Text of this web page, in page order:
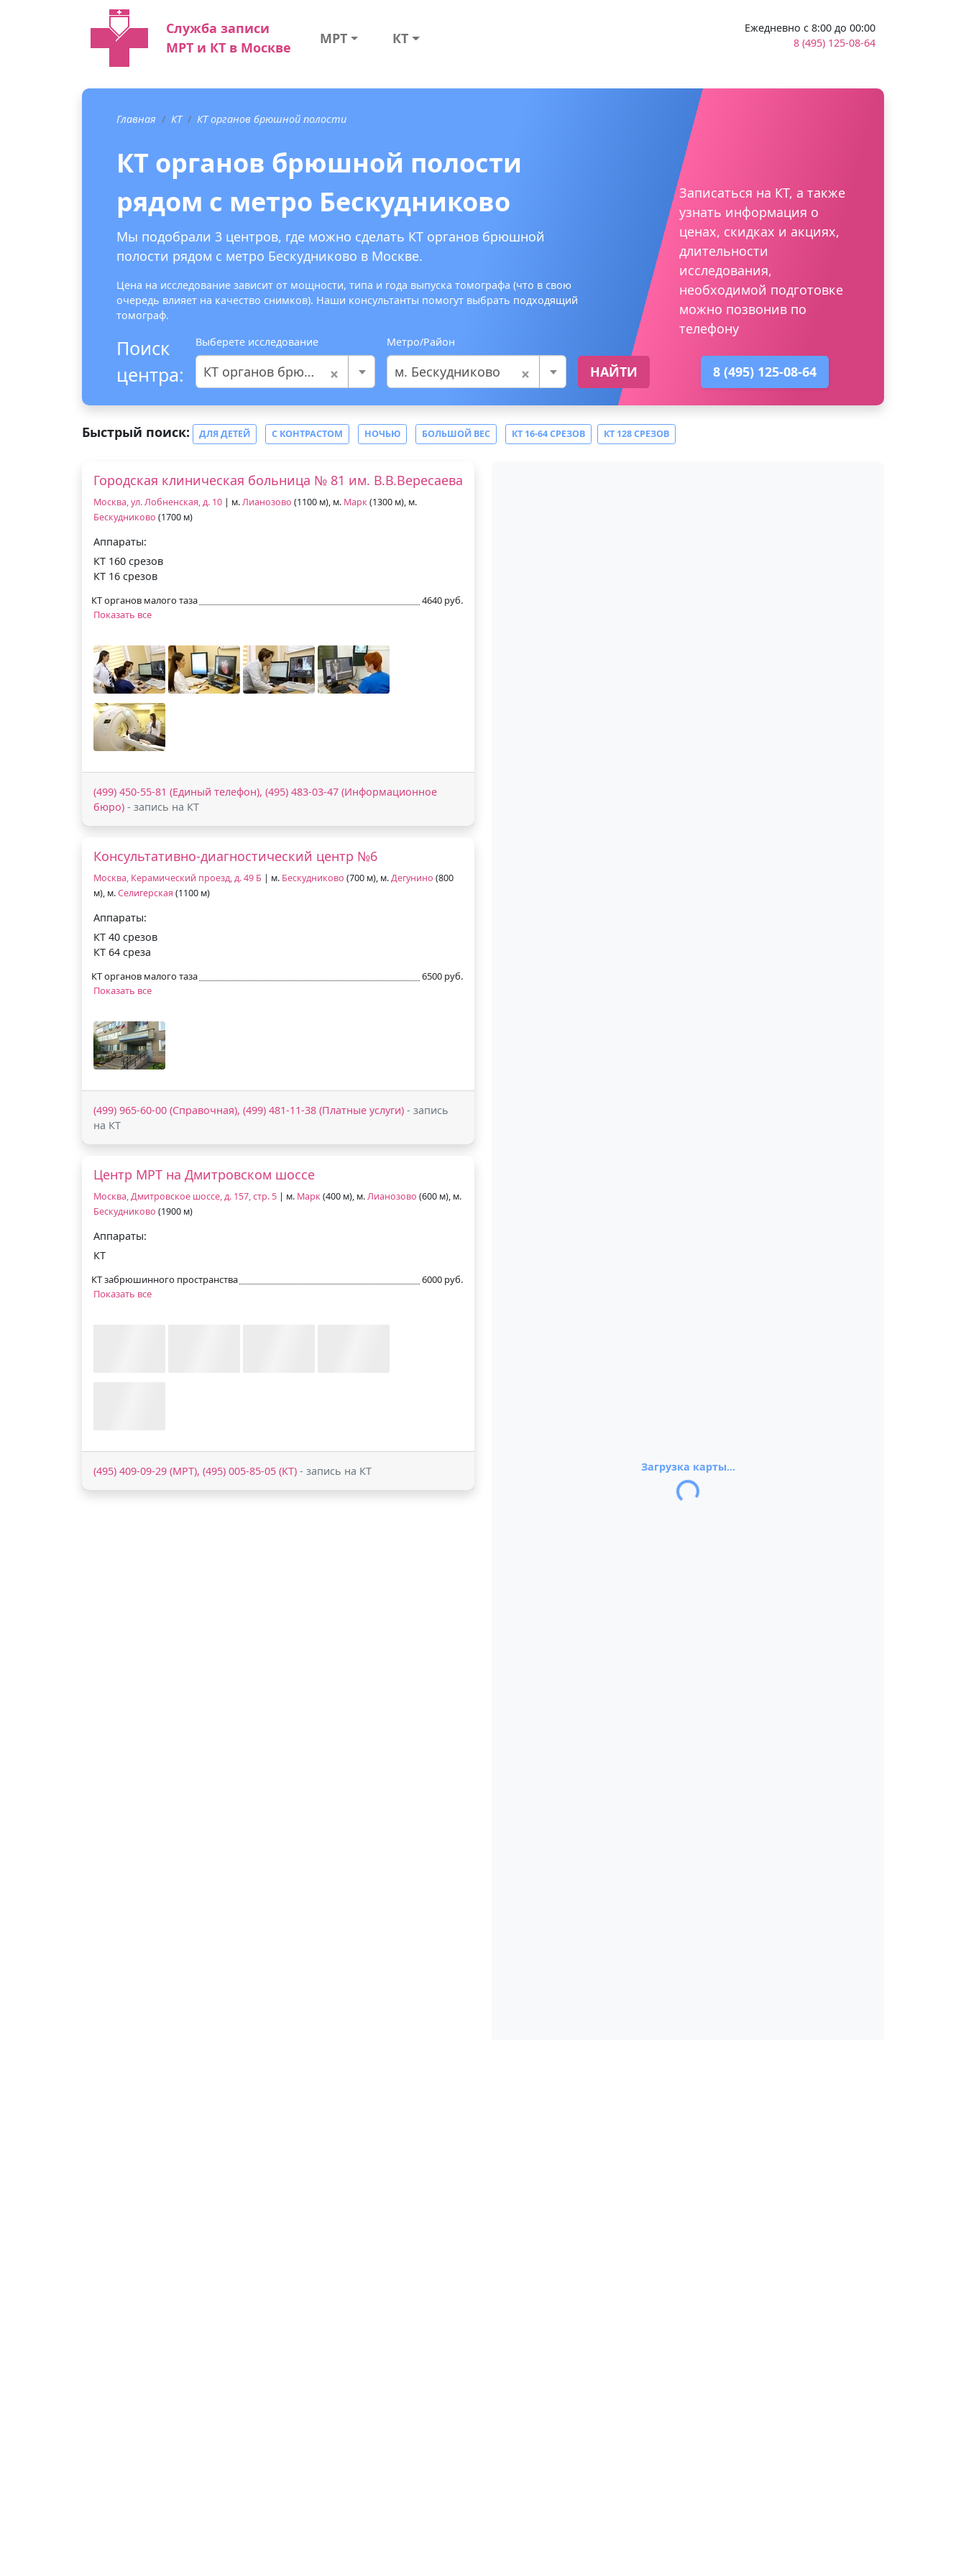
Служба записи
МРТ и КТ в Москве
МРТ КТ
Ежедневно с 8:00 до 00:00
8 (495) 125-08-64
Главная КТ КТ органов брюшной полости
КТ органов брюшной полости
рядом с метро Бескудниково
Мы подобрали 3 центров, где можно сделать КТ органов брюшной
полости рядом с метро Бескудниково в Москве.
Цена на исследование зависит от мощности, типа и года выпуска томографа (что в свою
очередь влияет на качество снимков). Наши консультанты помогут выбрать подходящий
томограф.
Поиск
центра:
Выберете исследование
×
КТ органов брюшной полости
Метро/Район
×
м. Бескудниково НАЙТИ
Записаться на КТ, а также
узнать информация о
ценах, скидках и акциях,
длительности
исследования,
необходимой подготовке
можно позвонив по
телефону
8 (495) 125-08-64
Быстрый поиск: ДЛЯ ДЕТЕЙ С КОНТРАСТОМ НОЧЬЮ БОЛЬШОЙ ВЕС КТ 16-64 СРЕЗОВ КТ 128 СРЕЗОВ
Городская клиническая больница № 81 им. В.В.Вересаева
Москва, ул. Лобненская, д. 10 | м.Лианозово (1100 м), м. Марк(1300 м), м.
Бескудниково (1700 м)
Аппараты:
КТ 160 срезов
КТ 16 срезов
КТ органов малого таза
4640 руб.
Показать все
(499) 450-55-81 (Единый телефон), (495) 483-03-47 (Информационное
бюро) - запись на КТ
Консультативно-диагностический центр №6
Москва, Керамический проезд, д. 49 Б | м. Бескудниково (700 м), м.Дегунино (800
м), м.Селигерская (1100 м)
Аппараты:
КТ 40 срезов
КТ 64 среза
КТ органов малого таза
6500 руб.
Показать все
(499) 965-60-00 (Справочная), (499) 481-11-38 (Платные услуги) - запись
на КТ
Центр МРТ на Дмитровском шоссе
Москва, Дмитровское шоссе, д. 157, стр. 5 | м. Марк(400 м), м.Лианозово (600 м), м.
Бескудниково (1900 м)
Аппараты:
КТ
КТ забрюшинного пространства
6000 руб.
Показать все
(495) 409-09-29 (МРТ), (495) 005-85-05 (КТ) - запись на КТ Загрузка карты...